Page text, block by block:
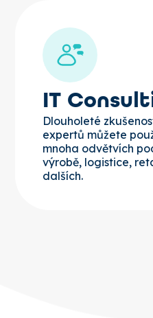
IT
Dlouholeté
expertů můžete
mnoha odvětvích
výrobě, logistice,
dalších.